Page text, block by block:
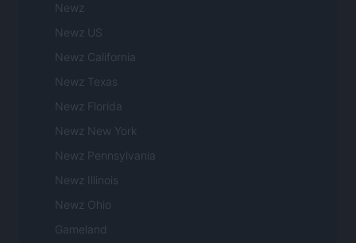
Newz
Newz US
Newz California
Newz Texas
Newz Florida
Newz New York
Newz Pennsylvania
Newz Illinois
Newz Ohio
Gameland